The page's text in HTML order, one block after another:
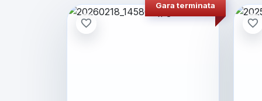
Gara terminata
favorite_border favorite_border